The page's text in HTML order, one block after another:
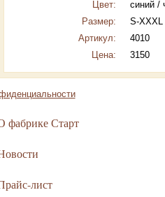
Цвет:
синий /
Размер:
S-XXXL
Артикул:
4010
Цена:
3150
фабрике Старт
лист